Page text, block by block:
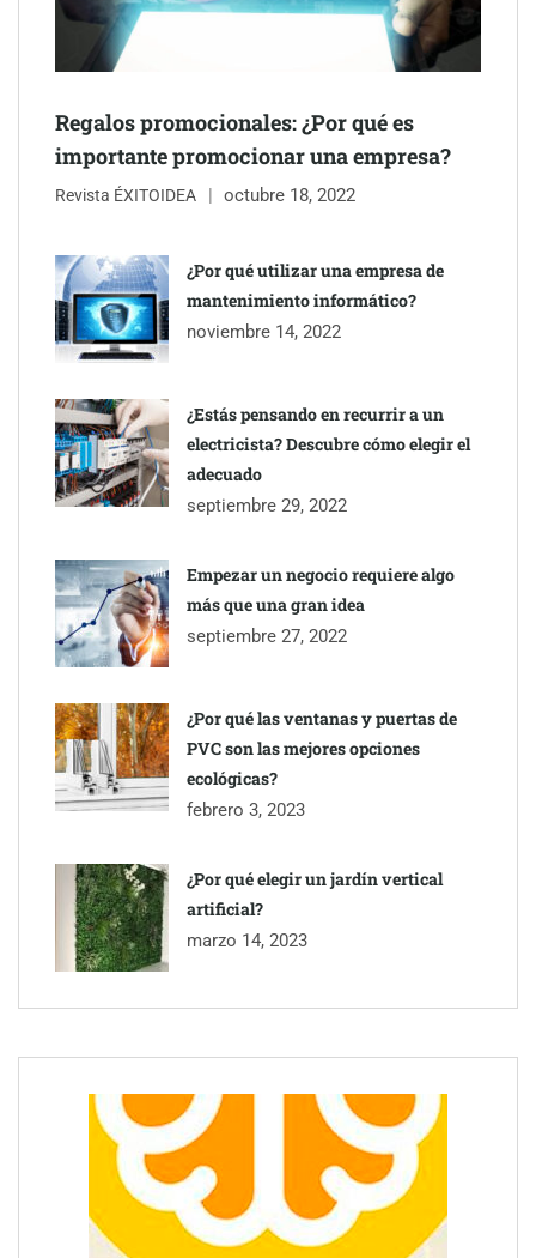
inmobiliarios: hasta 82% de ahorro por cobro
Gestoría Online reduce a unas horas el alta de autónomo
Regalos promocionales: ¿Por qué es
importante promocionar una empresa?
Revista ÉXITOIDEA octubre 18, 2022
¿Por qué utilizar una empresa de
mantenimiento informático?
noviembre 14, 2022
¿Estás pensando en recurrir a un
electricista? Descubre cómo elegir el
adecuado
septiembre 29, 2022
Empezar un negocio requiere algo
más que una gran idea
septiembre 27, 2022
¿Por qué las ventanas y puertas de
PVC son las mejores opciones
ecológicas?
febrero 3, 2023
¿Por qué elegir un jardín vertical
artificial?
marzo 14, 2023